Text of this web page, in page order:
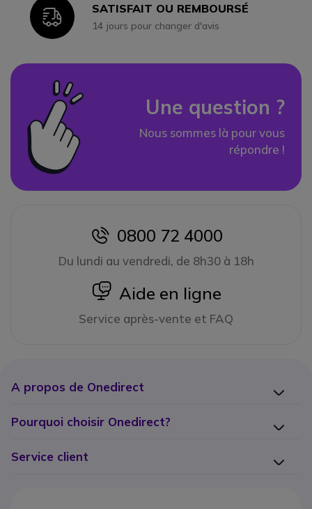
IconSATISFAIT OU REMBOURSÉ
14 jours pour changer d'avis
Une question ?
Nous sommes là pour vous
répondre !
icon
0800 72 4000
Du lundi au vendredi, de 8h30 à 18h
icon
Aide en ligne
Service après-vente et FAQ
A propos de Onedirect
Pourquoi choisir Onedirect?
Service client